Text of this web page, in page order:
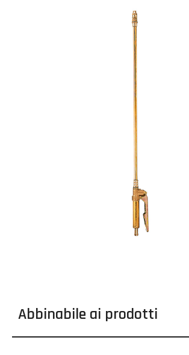
Abbinabile ai prodotti